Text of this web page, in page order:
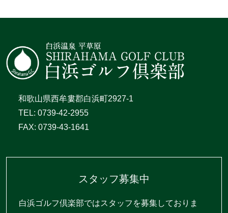
和歌山県西牟婁郡白浜町2927-1
TEL: 0739-42-2955
FAX: 0739-43-1641
スタッフ募集中
白浜ゴルフ倶楽部ではスタッフを募集しておりま